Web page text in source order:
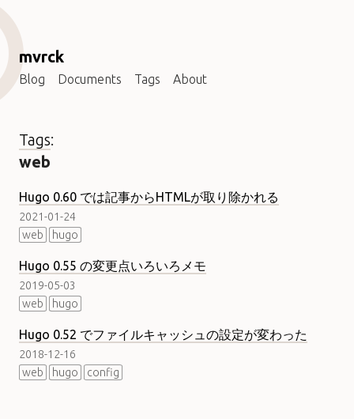
mvrck
Blog Documents Tags About
Tags:
web
Hugo 0.60 では記事からHTMLが取り除かれる
2021-01-24
web
hugo
Hugo 0.55 の変更点いろいろメモ
2019-05-03
web
hugo
Hugo 0.52 でファイルキャッシュの設定が変わった
2018-12-16
web
hugo config